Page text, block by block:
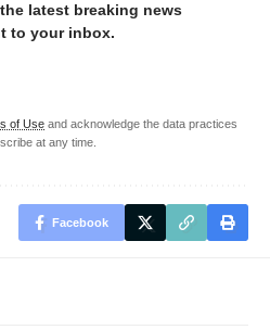
latest breaking news
to your inbox.
of Use and acknowledge the data practices
at any time.
Facebook